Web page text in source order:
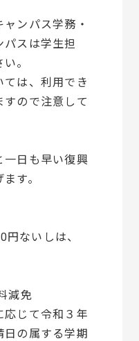
ンパス学務・
スは学生担
。
は、利用でき
すので注意して
一日も早い復興
す。
ないしは、
減免
応じて令和３年
日の属する学期